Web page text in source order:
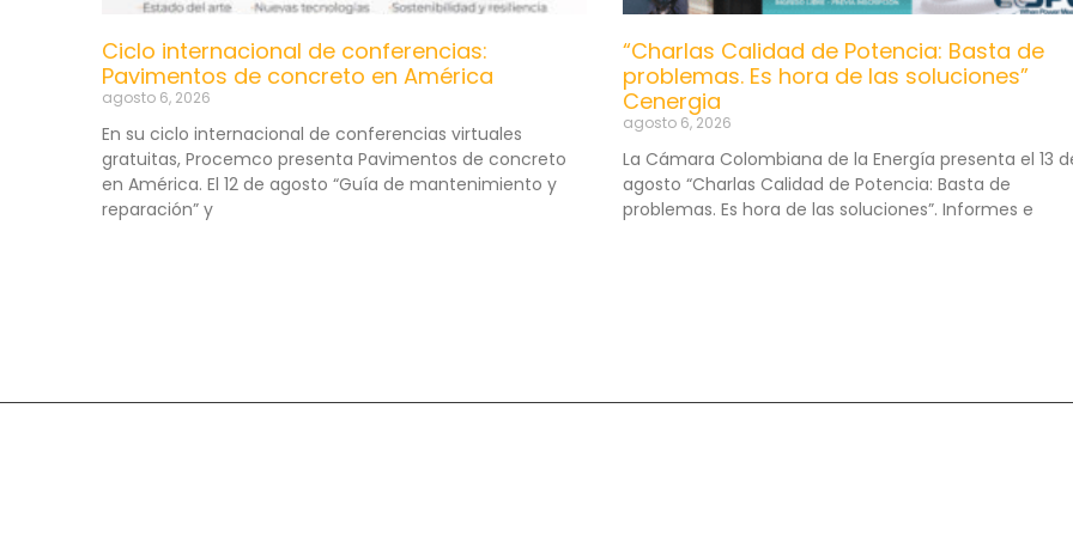
Ciclo internacional de conferencias:
Pavimentos de concreto en América
agosto 6, 2026
En su ciclo internacional de conferencias virtuales
gratuitas, Procemco presenta Pavimentos de concreto
en América. El 12 de agosto “Guía de mantenimiento y
reparación” y
“Charlas Calidad de Potencia: Basta de
problemas. Es hora de las soluciones”
Cenergia
agosto 6, 2026
La Cámara Colombiana de la Energía presenta el 13
agosto “Charlas Calidad de Potencia: Basta de
problemas. Es hora de las soluciones”. Informes e